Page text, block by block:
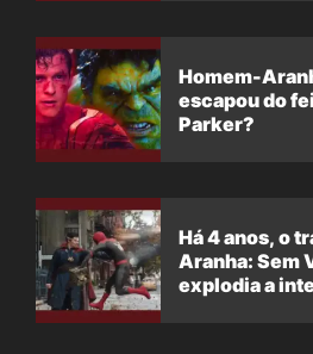
Homem-
escapou do
Parker?
Há 4 anos, o
Aranha: Sem
explodia a